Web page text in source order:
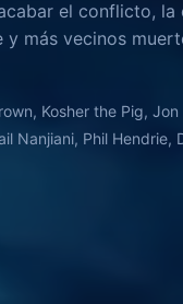
el conflicto,
más vecinos
Kosher the Pig,
Nanjiani, Phil Hendrie,